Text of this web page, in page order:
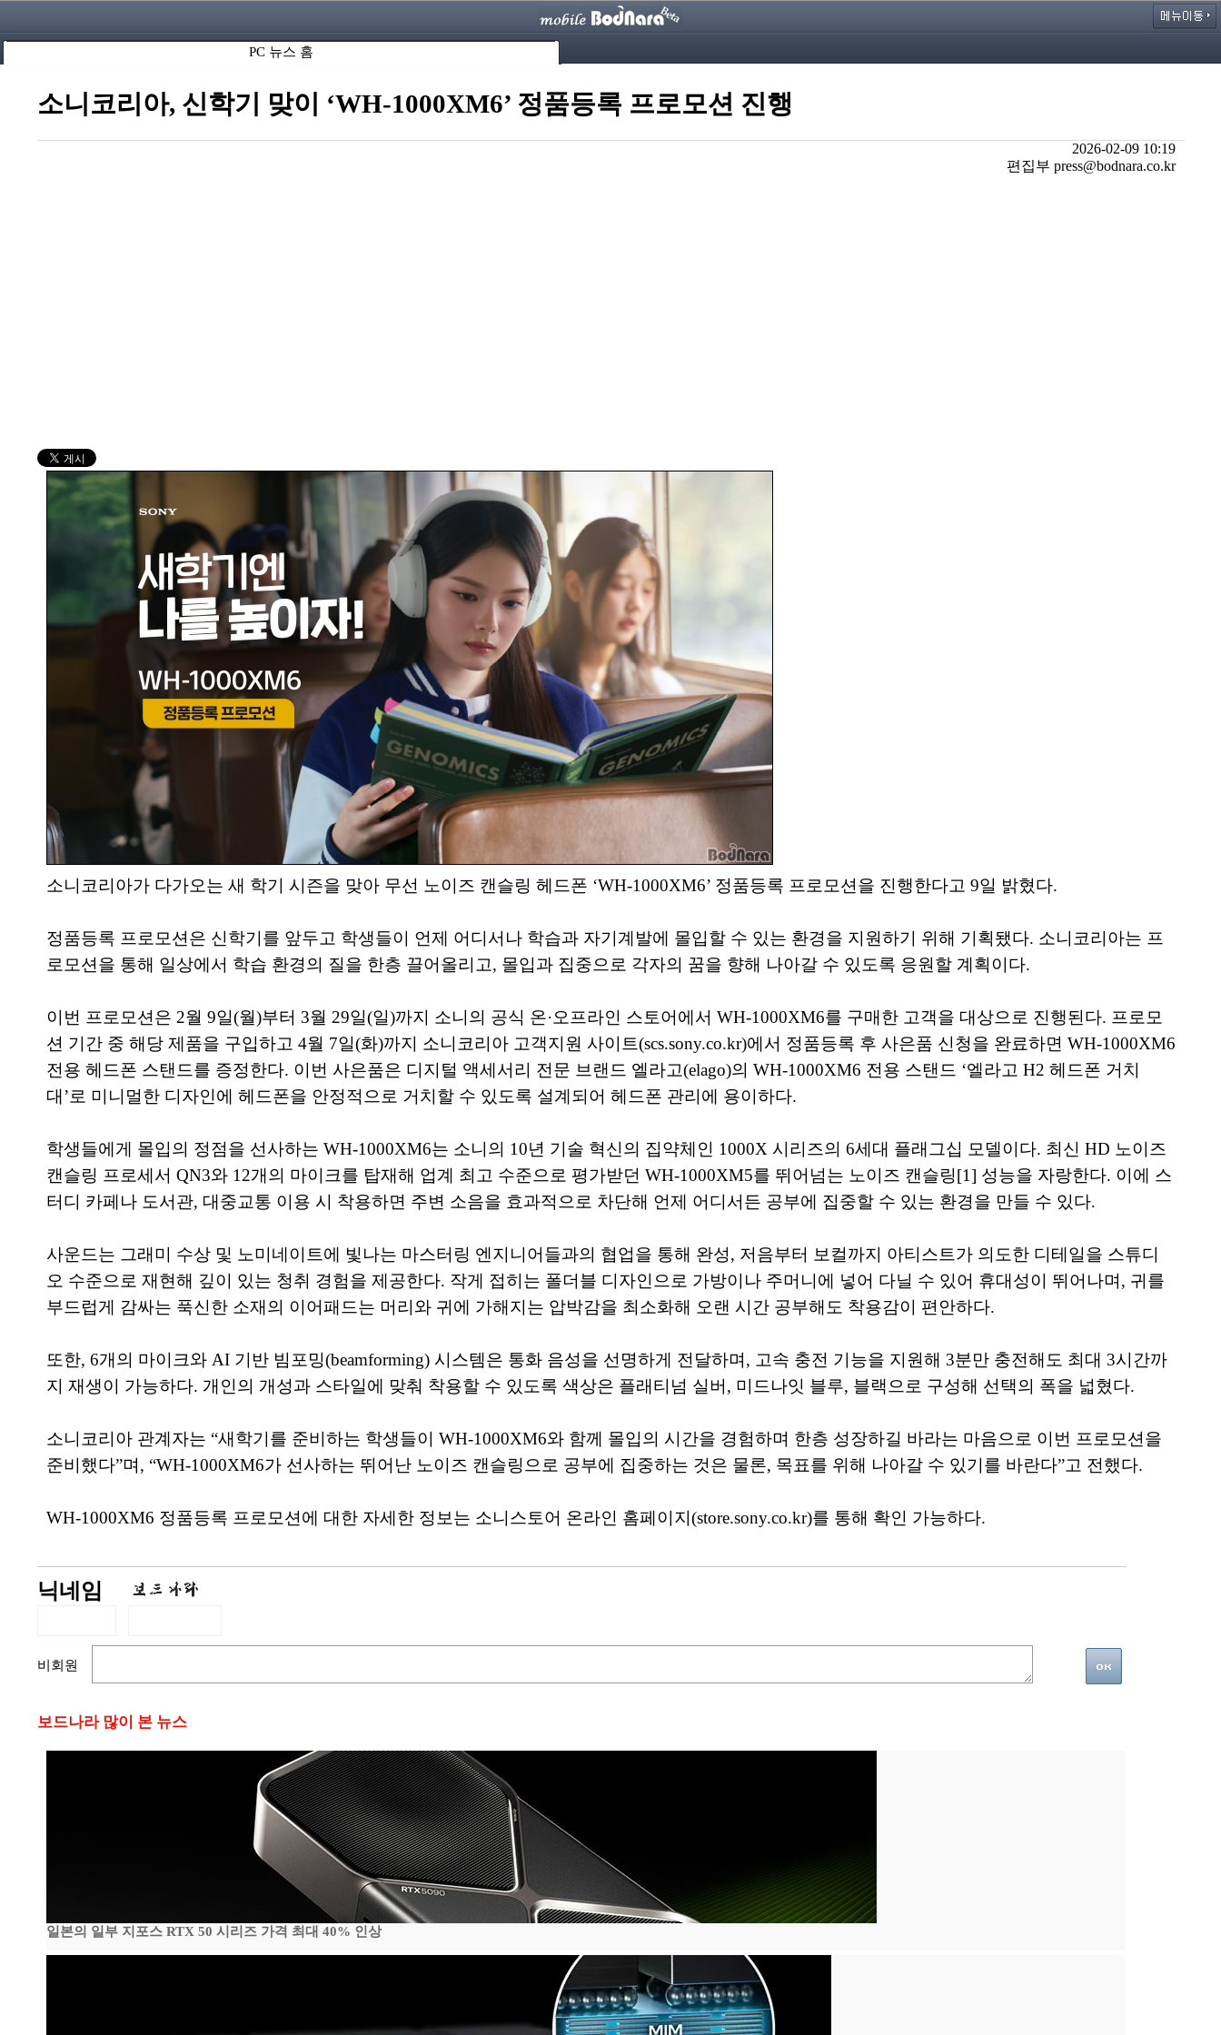
PC 뉴스 홈
소니코리아, 신학기 맞이 ‘WH-1000XM6’ 정품등록 프로모션 진행
2026-02-09 10:19
편집부 press@bodnara.co.kr
소니코리아가 다가오는 새 학기 시즌을 맞아 무선 노이즈 캔슬링 헤드폰 ‘WH-1000XM6’ 정품등록 프로모션을 진행한다고 9일 밝혔다.
정품등록 프로모션은 신학기를 앞두고 학생들이 언제 어디서나 학습과 자기계발에 몰입할 수 있는 환경을 지원하기 위해 기획됐다. 소니코리아는 프
로모션을 통해 일상에서 학습 환경의 질을 한층 끌어올리고, 몰입과 집중으로 각자의 꿈을 향해 나아갈 수 있도록 응원할 계획이다.
이번 프로모션은 2월 9일(월)부터 3월 29일(일)까지 소니의 공식 온·오프라인 스토어에서 WH-1000XM6를 구매한 고객을 대상으로 진행된다. 프로모
션 기간 중 해당 제품을 구입하고 4월 7일(화)까지 소니코리아 고객지원 사이트(scs.sony.co.kr)에서 정품등록 후 사은품 신청을 완료하면 WH-1000XM6
전용 헤드폰 스탠드를 증정한다. 이번 사은품은 디지털 액세서리 전문 브랜드 엘라고(elago)의 WH-1000XM6 전용 스탠드 ‘엘라고 H2 헤드폰 거치
대’로 미니멀한 디자인에 헤드폰을 안정적으로 거치할 수 있도록 설계되어 헤드폰 관리에 용이하다.
학생들에게 몰입의 정점을 선사하는 WH-1000XM6는 소니의 10년 기술 혁신의 집약체인 1000X 시리즈의 6세대 플래그십 모델이다. 최신 HD 노이즈
캔슬링 프로세서 QN3와 12개의 마이크를 탑재해 업계 최고 수준으로 평가받던 WH-1000XM5를 뛰어넘는 노이즈 캔슬링[1] 성능을 자랑한다. 이에 스
터디 카페나 도서관, 대중교통 이용 시 착용하면 주변 소음을 효과적으로 차단해 언제 어디서든 공부에 집중할 수 있는 환경을 만들 수 있다.
사운드는 그래미 수상 및 노미네이트에 빛나는 마스터링 엔지니어들과의 협업을 통해 완성, 저음부터 보컬까지 아티스트가 의도한 디테일을 스튜디
오 수준으로 재현해 깊이 있는 청취 경험을 제공한다. 작게 접히는 폴더블 디자인으로 가방이나 주머니에 넣어 다닐 수 있어 휴대성이 뛰어나며, 귀를
부드럽게 감싸는 푹신한 소재의 이어패드는 머리와 귀에 가해지는 압박감을 최소화해 오랜 시간 공부해도 착용감이 편안하다.
또한, 6개의 마이크와 AI 기반 빔포밍(beamforming) 시스템은 통화 음성을 선명하게 전달하며, 고속 충전 기능을 지원해 3분만 충전해도 최대 3시간까
지 재생이 가능하다. 개인의 개성과 스타일에 맞춰 착용할 수 있도록 색상은 플래티넘 실버, 미드나잇 블루, 블랙으로 구성해 선택의 폭을 넓혔다.
소니코리아 관계자는 “새학기를 준비하는 학생들이 WH-1000XM6와 함께 몰입의 시간을 경험하며 한층 성장하길 바라는 마음으로 이번 프로모션을
준비했다”며, “WH-1000XM6가 선사하는 뛰어난 노이즈 캔슬링으로 공부에 집중하는 것은 물론, 목표를 위해 나아갈 수 있기를 바란다”고 전했다.
WH-1000XM6 정품등록 프로모션에 대한 자세한 정보는 소니스토어 온라인 홈페이지(store.sony.co.kr)를 통해 확인 가능하다.
닉네임
비회원
보드나라 많이 본 뉴스
일본의 일부 지포스 RTX 50 시리즈 가격 최대 40% 인상